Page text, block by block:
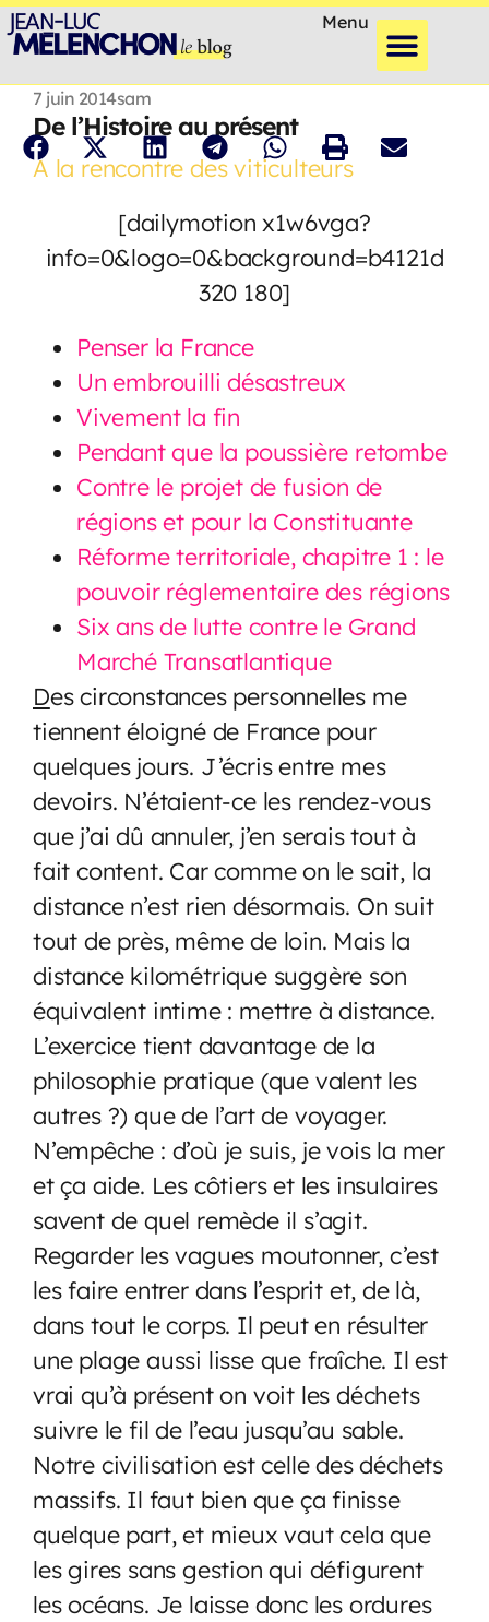
Menu
7 juin 2014sam
De l’Histoire au présent
A la rencontre des viticulteurs
[dailymotion x1w6vga?
info=0&logo=0&background=b4121d
320 180]
Penser la France
Un embrouilli désastreux
Vivement la fin
Pendant que la poussière retombe
Contre le projet de fusion de
régions et pour la Constituante
Réforme territoriale, chapitre 1 : le
pouvoir réglementaire des régions
Six ans de lutte contre le Grand
Marché Transatlantique
Des circonstances personnelles me
tiennent éloigné de France pour
quelques jours. J’écris entre mes
devoirs. N’étaient-ce les rendez-vous
que j’ai dû annuler, j’en serais tout à
fait content. Car comme on le sait, la
distance n’est rien désormais. On suit
tout de près, même de loin. Mais la
distance kilométrique suggère son
équivalent intime : mettre à distance.
L’exercice tient davantage de la
philosophie pratique (que valent les
autres ?) que de l’art de voyager.
N’empêche : d’où je suis, je vois la mer
et ça aide. Les côtiers et les insulaires
savent de quel remède il s’agit.
Regarder les vagues moutonner, c’est
les faire entrer dans l’esprit et, de là,
dans tout le corps. Il peut en résulter
une plage aussi lisse que fraîche. Il est
vrai qu’à présent on voit les déchets
suivre le fil de l’eau jusqu’au sable.
Notre civilisation est celle des déchets
massifs. Il faut bien que ça finisse
quelque part, et mieux vaut cela que
les gires sans gestion qui défigurent
les océans. Je laisse donc les ordures